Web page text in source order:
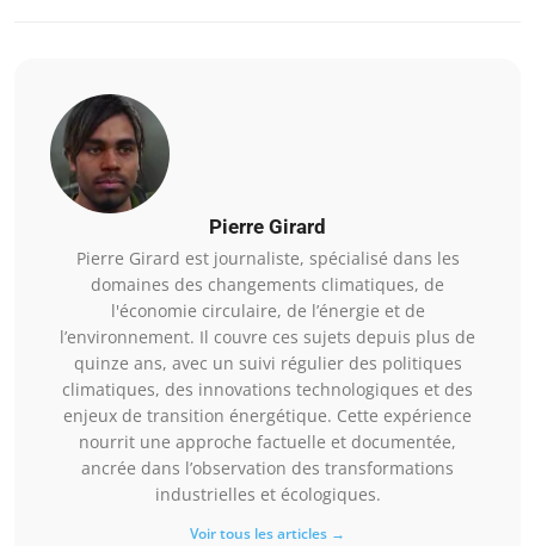
Pierre Girard
Pierre Girard est journaliste, spécialisé dans les
domaines des changements climatiques, de
l'économie circulaire, de l’énergie et de
l’environnement. Il couvre ces sujets depuis plus de
quinze ans, avec un suivi régulier des politiques
climatiques, des innovations technologiques et des
enjeux de transition énergétique. Cette expérience
nourrit une approche factuelle et documentée,
ancrée dans l’observation des transformations
industrielles et écologiques.
Voir tous les articles →